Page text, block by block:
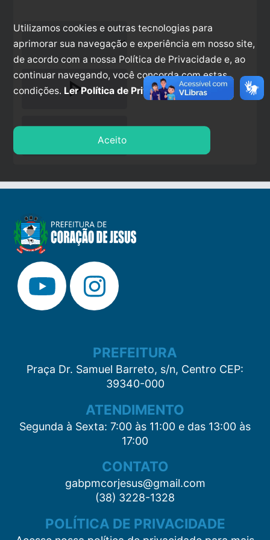
play_arrow
stop
PREFEITURA
Praça Dr. Samuel Barreto, s/n, Centro CEP:
39340-000
ATENDIMENTO
Segunda à Sexta: 7:00 às 11:00 e das 13:00 às
17:00
CONTATO
gabpmcorjesus@gmail.com
(38) 3228-1328
POLÍTICA DE PRIVACIDADE
Utilizamos cookies e outras tecnologias para
aprimorar sua navegação e experiência em nosso site,
de acordo com a nossa Política de Privacidade e, ao
continuar navegando, você concorda com estas
condições. Ler Política de Privacidade.
Aceito